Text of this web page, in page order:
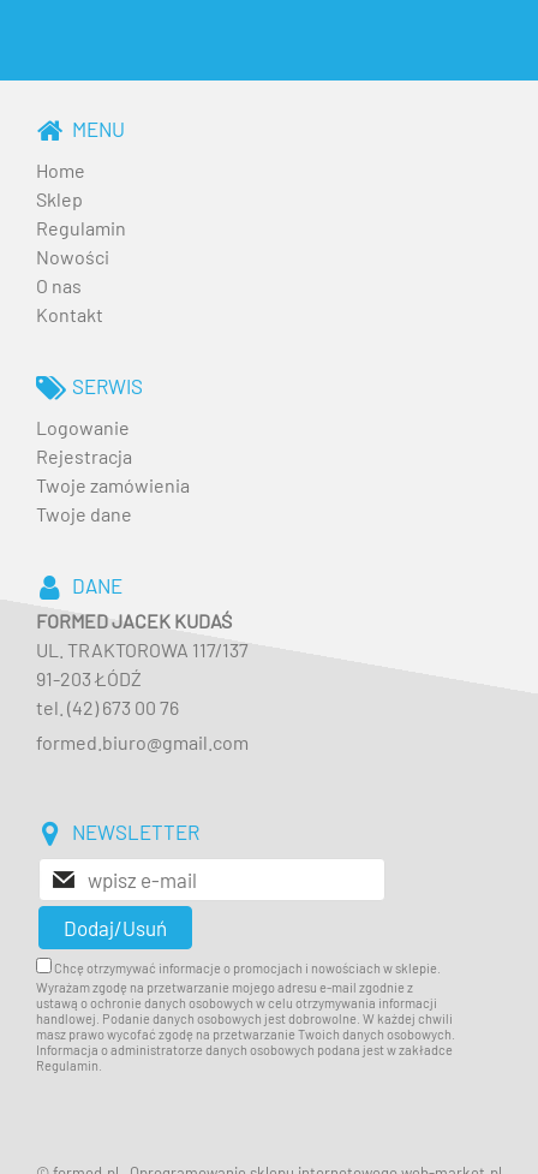
MENU
Home
Sklep
Regulamin
Nowości
O nas
Kontakt
SERWIS
Logowanie
Rejestracja
Twoje zamówienia
Twoje dane
DANE
FORMED JACEK KUDAŚ
UL. TRAKTOROWA 117/137
91-203 ŁÓDŹ
tel. (42) 673 00 76
formed.biuro@gmail.com
NEWSLETTER
Chcę otrzymywać informacje o promocjach i nowościach w sklepie.
Wyrażam zgodę na przetwarzanie mojego adresu e-mail zgodnie z
ustawą o ochronie danych osobowych w celu otrzymywania informacji
handlowej. Podanie danych osobowych jest dobrowolne. W każdej chwili
masz prawo wycofać zgodę na przetwarzanie Twoich danych osobowych.
Informacja o administratorze danych osobowych podana jest w zakładce
Regulamin.